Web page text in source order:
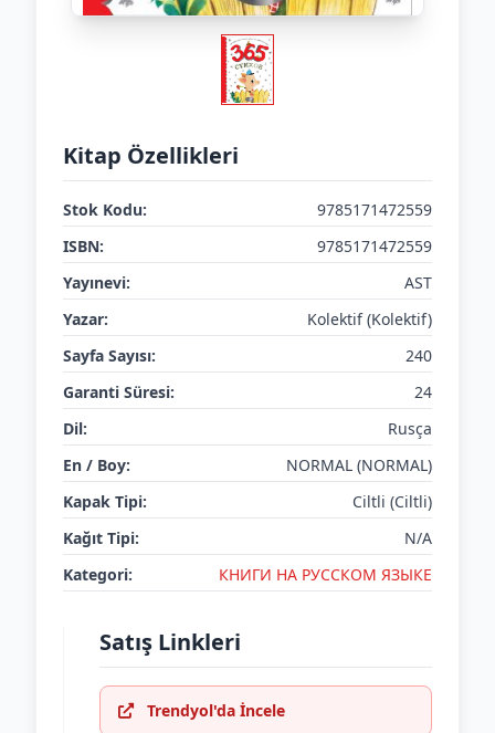
Kitap Özellikleri
Stok Kodu:
9785171472559
ISBN:
9785171472559
Yayınevi:
AST
Yazar:
Kolektif (Kolektif)
Sayfa Sayısı:
240
Garanti Süresi:
24
Dil:
Rusça
En / Boy:
NORMAL (NORMAL)
Kapak Tipi:
Ciltli (Ciltli)
Kağıt Tipi:
N/A
Kategori:
КНИГИ НА РУССКОМ ЯЗЫКЕ
Satış Linkleri
Trendyol'da İncele